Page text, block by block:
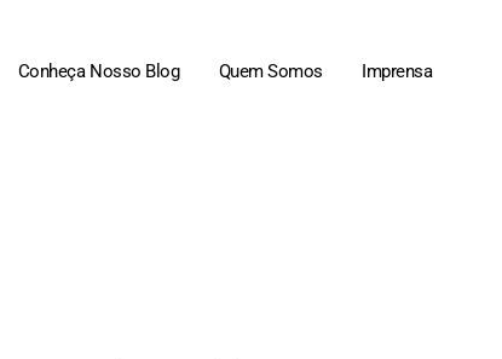
Conheça Nosso Blog Quem Somos
Imprensa